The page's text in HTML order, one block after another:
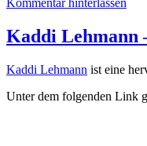
Kommentar hinterlassen
Kaddi Lehmann
Kaddi Lehmann ist eine
Unter dem folgenden Link